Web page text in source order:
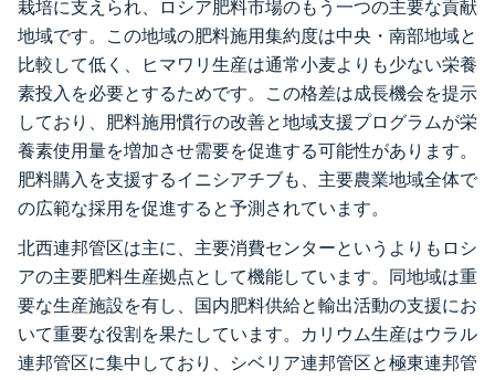
栽培に支えられ、ロシア肥料市場のもう一つの主要な貢献
地域です。この地域の肥料施用集約度は中央・南部地域と
比較して低く、ヒマワリ生産は通常小麦よりも少ない栄養
素投入を必要とするためです。この格差は成長機会を提示
しており、肥料施用慣行の改善と地域支援プログラムが栄
養素使用量を増加させ需要を促進する可能性があります。
肥料購入を支援するイニシアチブも、主要農業地域全体で
の広範な採用を促進すると予測されています。
北西連邦管区は主に、主要消費センターというよりもロシ
アの主要肥料生産拠点として機能しています。同地域は重
要な生産施設を有し、国内肥料供給と輸出活動の支援にお
いて重要な役割を果たしています。カリウム生産はウラル
連邦管区に集中しており、シベリア連邦管区と極東連邦管